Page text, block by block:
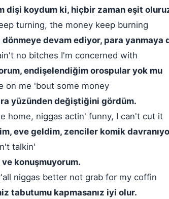
dişi koydum ki, hiçbir zaman eşit
turning, the money keep burning
dönmeye devam ediyor, para yanmaya
no bitches I'm concerned with
endişelendiğim orospular yok mu
on me 'bout some money
yüzünden değiştiğini gördüm.
home, niggas actin' funny, I can't cut it
eve geldim, zenciler komik
talkin'
konuşmuyorum.
niggas better not grab for my coffin
tabutumu kapmasanız iyi olur.